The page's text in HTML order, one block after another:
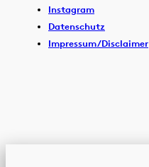
Instagram
Datenschutz
Impressum/Disclaimer